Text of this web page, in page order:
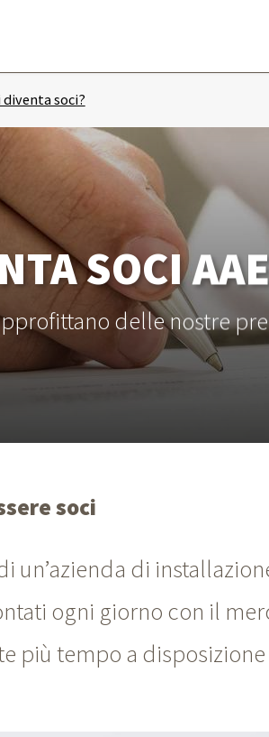
diventa soci?
SOCI
delle nostre
soci
un’azienda di
ogni giorno con il
più tempo a